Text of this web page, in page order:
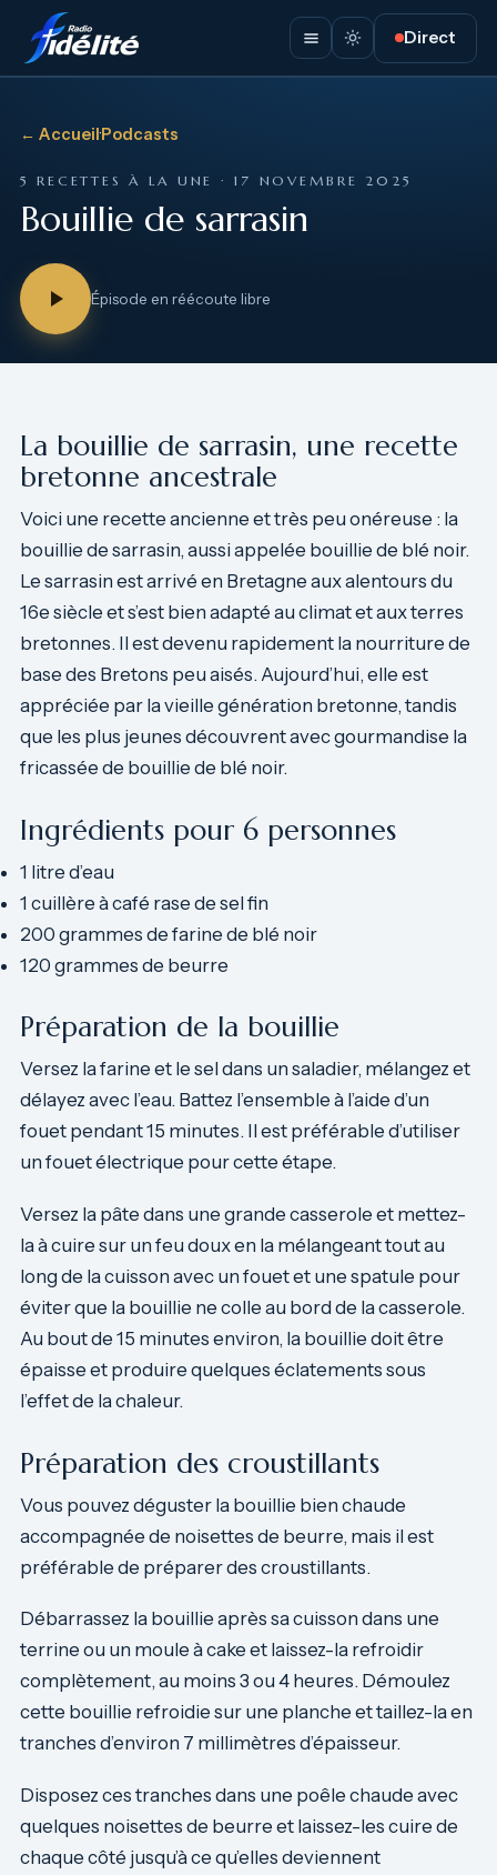
Direct
← Accueil·Podcasts
5 RECETTES À LA UNE · 17 NOVEMBRE 2025
Bouillie de sarrasin
Épisode en réécoute libre
La bouillie de sarrasin, une recette
bretonne ancestrale
Voici une recette ancienne et très peu onéreuse : la
bouillie de sarrasin, aussi appelée bouillie de blé noir.
Le sarrasin est arrivé en Bretagne aux alentours du
16e siècle et s’est bien adapté au climat et aux terres
bretonnes. Il est devenu rapidement la nourriture de
base des Bretons peu aisés. Aujourd’hui, elle est
appréciée par la vieille génération bretonne, tandis
que les plus jeunes découvrent avec gourmandise la
fricassée de bouillie de blé noir.
Ingrédients pour 6 personnes
1 litre d’eau
1 cuillère à café rase de sel fin
200 grammes de farine de blé noir
120 grammes de beurre
Préparation de la bouillie
Versez la farine et le sel dans un saladier, mélangez et
délayez avec l’eau. Battez l’ensemble à l’aide d’un
fouet pendant 15 minutes. Il est préférable d’utiliser
un fouet électrique pour cette étape.
Versez la pâte dans une grande casserole et mettez-
la à cuire sur un feu doux en la mélangeant tout au
long de la cuisson avec un fouet et une spatule pour
éviter que la bouillie ne colle au bord de la casserole.
Au bout de 15 minutes environ, la bouillie doit être
épaisse et produire quelques éclatements sous
l’effet de la chaleur.
Préparation des croustillants
Vous pouvez déguster la bouillie bien chaude
accompagnée de noisettes de beurre, mais il est
préférable de préparer des croustillants.
Débarrassez la bouillie après sa cuisson dans une
terrine ou un moule à cake et laissez-la refroidir
complètement, au moins 3 ou 4 heures. Démoulez
cette bouillie refroidie sur une planche et taillez-la en
tranches d’environ 7 millimètres d’épaisseur.
Disposez ces tranches dans une poêle chaude avec
quelques noisettes de beurre et laissez-les cuire de
chaque côté jusqu’à ce qu’elles deviennent